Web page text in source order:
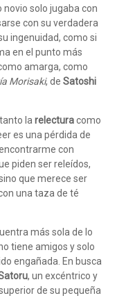
solo jugaba con
con su verdadera
ingenuidad, como si
en el punto más
amarga, como
Morisaki, de Satoshi
la relecturacomo
es una pérdida de
con
piden ser releídos,
que merece ser
una taza de té
más sola de lo
tiene amigos y solo
engañada. En busca
, un excéntrico y
de su pequeña